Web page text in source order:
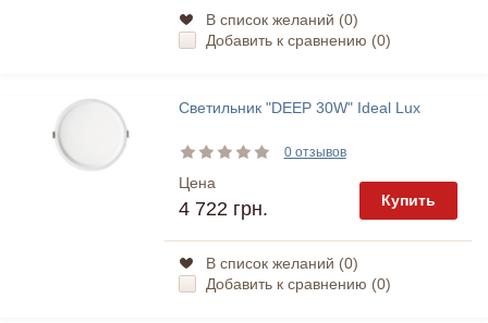
В список желаний (0)
Добавить к сравнению (0)
Светильник "DEEP 30W" Ideal Lux
0 отзывов
Цена
4 722 грн. Купить
В список желаний (0)
Добавить к сравнению (0)